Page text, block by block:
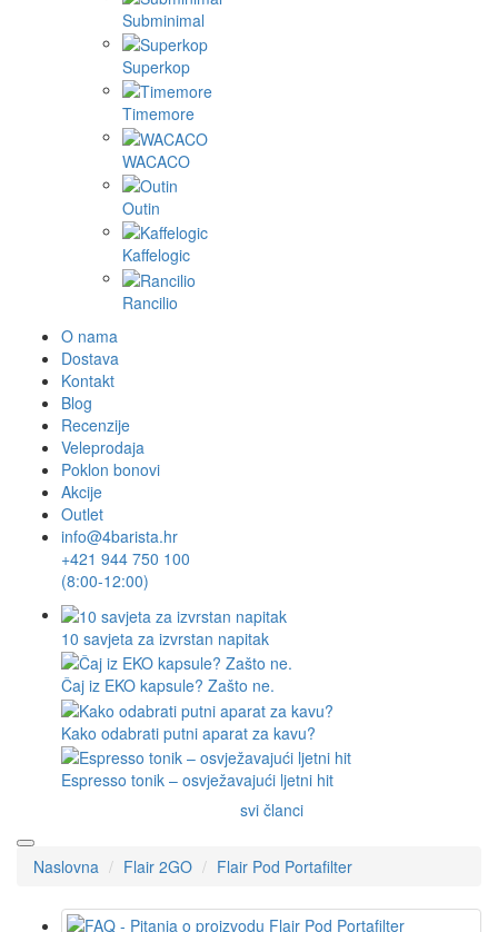
Subminimal
Superkop
Timemore
WACACO
Outin
Kaffelogic
Rancilio
O nama
Dostava
Kontakt
Blog
Recenzije
Veleprodaja
Poklon bonovi
Akcije
Outlet
info@4barista.hr
+421 944 750 100
(8:00-12:00)
10 savjeta za izvrstan napitak
Čaj iz EKO kapsule? Zašto ne.
Kako odabrati putni aparat za kavu?
Espresso tonik – osvježavajući ljetni hit
svi članci
Naslovna Flair 2GO Flair Pod Portafilter